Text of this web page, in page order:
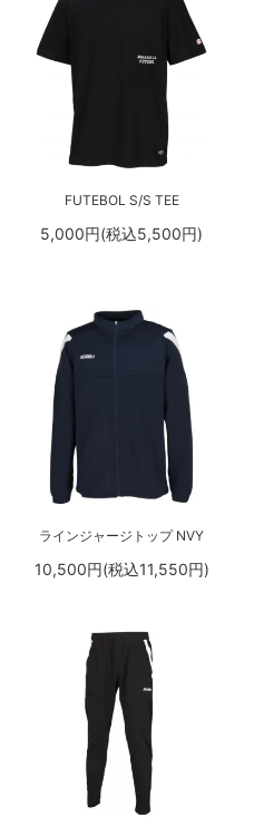
FUTEBOL S/S TEE
5,000円(税込5,500円)
ラインジャージトップ NVY
10,500円(税込11,550円)